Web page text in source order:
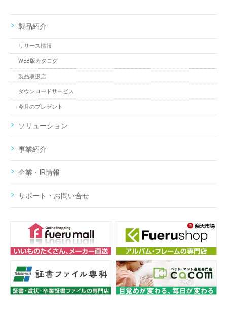
製品紹介
リリース情報
WEB版カタログ
製品取扱店
ダウンロードサービス
今月のプレゼント
ソリューション
事業紹介
企業・IR情報
サポート・お問い合せ